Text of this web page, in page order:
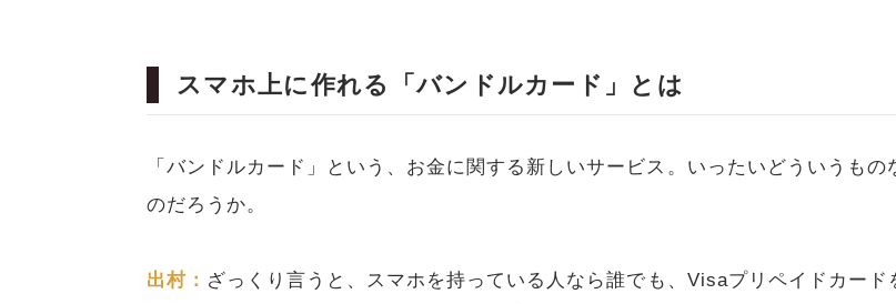
スマホ上に作れる「バンドルカード」とは
「バンドルカード」という、お金に関する新しいサービス。いったいどういうもの
のだろうか。
出村： ざっくり言うと、スマホを持っている人なら誰でも、Visaプリペイドカード